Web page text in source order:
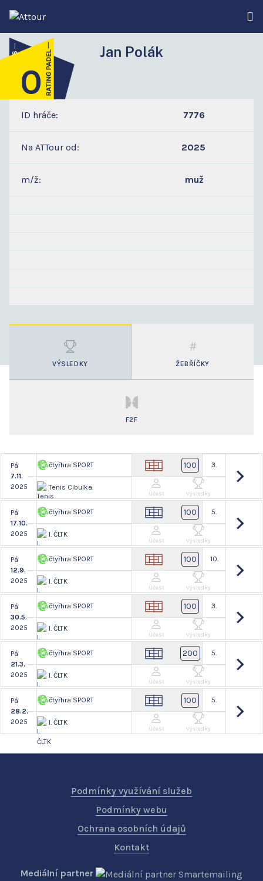
Jan Polák
3
0
ID hráče: 7776
Na ATTour od: 2025
m/ž: muž
VÝSLEDKY ŽEBŘÍČKY
F2F
Pá
7.11.
2025
čtyřhra SPORT
Tenis Cibulka
100 3.
Účast Výsledky
Pá
17.10.
2025
čtyřhra SPORT
I. ČLTK
100 5.
Účast Výsledky
Pá
12.9.
2025
čtyřhra SPORT
I. ČLTK
100 10.
Účast Výsledky
Pá
30.5.
2025
čtyřhra SPORT
I. ČLTK
100 3.
Účast Výsledky
Pá
21.3.
2025
čtyřhra SPORT
I. ČLTK
200 5.
Účast Výsledky
Pá
28.2.
2025
čtyřhra SPORT
I. ČLTK
100 5.
Účast Výsledky
Podmínky využívání služeb
Podmínky webu
Ochrana osobních údajů
Kontakt
Mediální partner